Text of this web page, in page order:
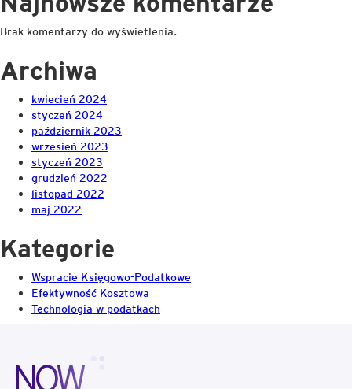
Brak komentarzy do wyświetlenia.
Archiwa
kwiecień 2024
styczeń 2024
październik 2023
wrzesień 2023
styczeń 2023
grudzień 2022
listopad 2022
maj 2022
Kategorie
Wspracie Księgowo-Podatkowe
Efektywność Kosztowa
Technologia w podatkach